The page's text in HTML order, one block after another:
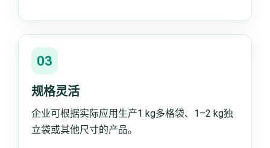
03
规格灵活
企业可根据实际应用生产1 kg多格袋、1–2 kg独
立袋或其他尺寸的产品。